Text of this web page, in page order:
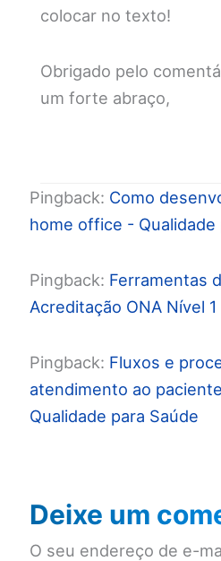
colocar no texto!
Obrigado pelo
um forte abraço,
Pingback: Como
home office - Qualidade
Pingback: Ferramentas
Acreditação ONA Nível 1
Pingback: Fluxos e
atendimento ao
Qualidade para Saúde
Deixe um
O seu endereço de e-